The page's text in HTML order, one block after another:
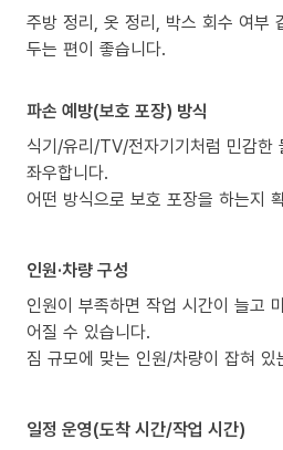
주방 정리, 옷 정리, 박스 회수 여부
두는 편이 좋습니다.
파손 예방(보호 포장) 방식
식기/유리/TV/전자기기처럼 민감한
좌우합니다.
어떤 방식으로 보호 포장을 하는지
인원·차량 구성
인원이 부족하면 작업 시간이 늘고
어질 수 있습니다.
짐 규모에 맞는 인원/차량이 잡혀
일정 운영(도착 시간/작업 시간)